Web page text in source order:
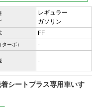
レギュラー
ガソリン
FF
ーボ） -
-
シートプラス専用車いす